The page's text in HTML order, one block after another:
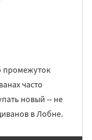
промежуток
часто
новый -- не
в Лобне.